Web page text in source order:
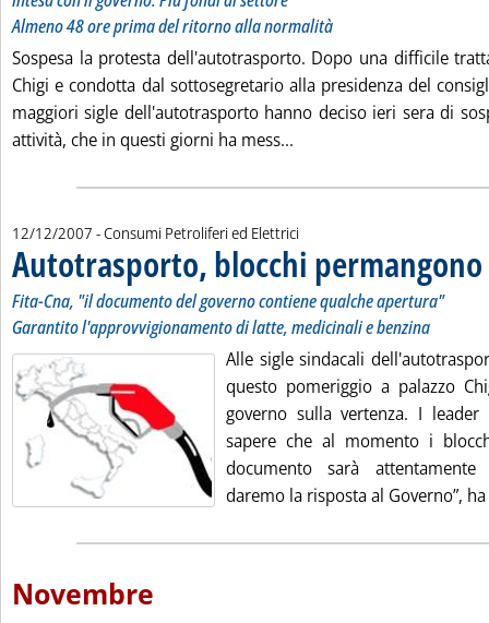
Almeno 48 ore prima del ritorno alla normalità
Sospesa la protesta dell'autotrasporto. Dopo una difficile
Chigi e condotta dal sottosegretario alla presidenza del
maggiori sigle dell'autotrasporto hanno deciso ieri sera di
attività, che in questi giorni ha mess...
12/12/2007 - Consumi Petroliferi ed Elettrici
Autotrasporto, blocchi permangono
Fita-Cna, "il documento del governo contiene qualche apertura"
Garantito l'approvvigionamento di latte, medicinali e benzina
Alle sigle sindacali
questo pomeriggio a palazzo
governo sulla vertenza. I
sapere che al momento i
documento sarà attentamente
daremo la risposta al Governo”,
Novembre